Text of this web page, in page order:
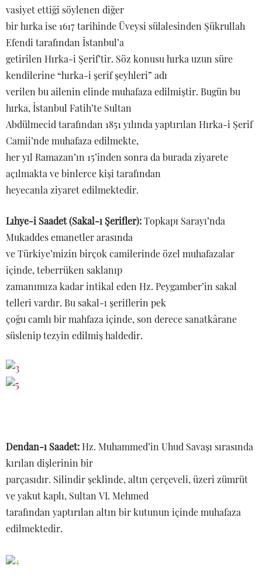
vasiyet ettiği söylenen diğer
bir hırka ise 1617 tarihinde Üveysi sülalesinden Şükrullah
Efendi tarafından İstanbul’a
getirilen Hırka-i Şerif’tir. Söz konusu hırka uzun süre
kendilerine “hırka-i şerif şeyhleri” adı
verilen bu ailenin elinde muhafaza edilmiştir. Bugün bu
hırka, İstanbul Fatih’te Sultan
Abdülmecid tarafından 1851 yılında yaptırılan Hırka-i Şerif
Camii’nde muhafaza edilmekte,
her yıl Ramazan’ın 15’inden sonra da burada ziyarete
açılmakta ve binlerce kişi tarafından
heyecanla ziyaret edilmektedir.
Lıhye-i Saadet (Sakal-ı Şerifler):Topkapı Sarayı’nda
Mukaddes emanetler arasında
ve Türkiye’mizin birçok camilerinde özel muhafazalar
içinde, teberrüken saklanıp
zamanımıza kadar intikal eden Hz. Peygamber’in sakal
telleri vardır. Bu sakal-ı şeriflerin pek
çoğu camlı bir mahfaza içinde, son derece sanatkârane
süslenip tezyin edilmiş haldedir.
Dendan-ı Saadet:Hz. Muhammed’in Uhud Savaşı sırasında
kırılan dişlerinin bir
parçasıdır. Silindir şeklinde, altın çerçeveli, üzeri zümrüt
ve yakut kaplı, Sultan VI. Mehmed
tarafından yaptırılan altın bir kutunun içinde muhafaza
edilmektedir.